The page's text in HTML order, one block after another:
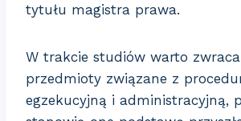
tytułu magistra prawa.
W trakcie studiów warto
przedmioty związane z
egzekucyjną i administracyjną,